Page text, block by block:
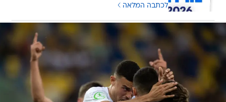
לכתבה המלאה